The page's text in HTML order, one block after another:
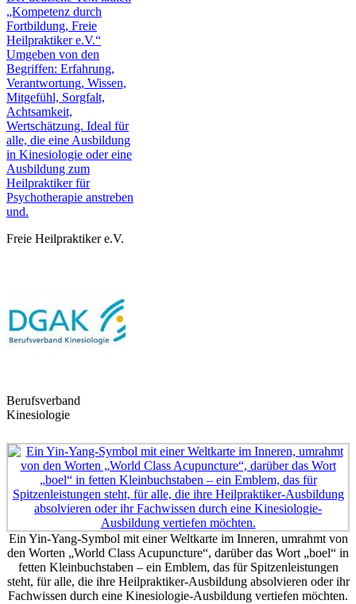
Freie Heilpraktiker e.V.
Berufsverband
Kinesiologie
Ein Yin-Yang-Symbol mit einer Weltkarte im Inneren, umrahmt von
den Worten „World Class Acupuncture“, darüber das Wort „boel“ in
fetten Kleinbuchstaben – ein Emblem, das für Spitzenleistungen
steht, für alle, die ihre Heilpraktiker-Ausbildung absolvieren oder ihr
Fachwissen durch eine Kinesiologie-Ausbildung vertiefen möchten.